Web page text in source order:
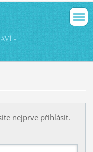
-
nejprve přihlásit.